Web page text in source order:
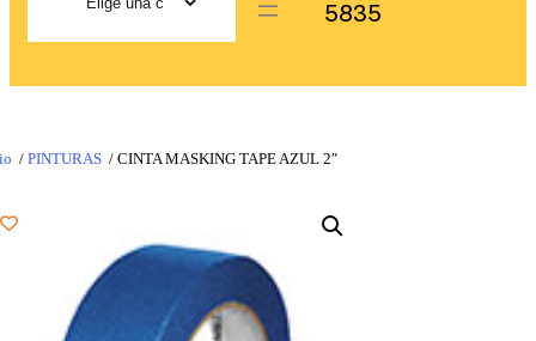
5835
/ PINTURAS / CINTA MASKING TAPE AZUL 2″